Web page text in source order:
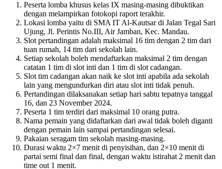
Peserta lomba khusus kelas IX masing-masing dibuktikan
dengan melampirkan fotokopi raport terakhir.
Lokasi lomba yaitu di SMA IT Al-Kautsar di Jalan Tegal Sari
Ujung, Jl. Perintis No.III, Air Jamban, Kec. Mandau.
Slot pertandingan adalah maksimal 16 tim dengan 2 tim dari
tuan rumah, 14 tim dari sekolah lain.
Setiap sekolah boleh mendaftarkan maksimal 2 tim dengan
catatan 1 tim di slot inti dan 1 tim di slot cadangan.
Slot tim cadangan akan naik ke slot inti apabila ada sekolah
lain yang mengundurkan diri atau slot inti tidak penuh.
Pertandingan dilaksanakan setiap hari sabtu tepatnya tanggal
16, dan 23 November 2024.
Peserta 1 tim terdiri dari maksimal 10 orang putra.
Nama pemain yang didaftarkan dari awal tidak boleh diganti
dengan pemain lain sampai pertandingan selesai.
Pakaian seragam tim sekolah masing-masing.
Durasi waktu 2×7 menit di penyisihan, dan 2×10 menit di
partai semi final dan final, dengan waktu istirahat 2 menit dan
time out 1 menit.